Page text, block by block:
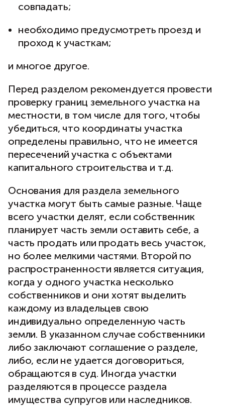
совпадать;
необходимо предусмотреть проезд и
проход к участкам;
и многое другое.
Перед разделом рекомендуется провести
проверку границ земельного участка на
местности, в том числе для того, чтобы
убедиться, что координаты участка
определены правильно, что не имеется
пересечений участка с объектами
капитального строительства и т.д.
Основания для раздела земельного
участка могут быть самые разные. Чаще
всего участки делят, если собственник
планирует часть земли оставить себе, а
часть продать или продать весь участок,
но более мелкими частями. Второй по
распространенности является ситуация,
когда у одного участка несколько
собственников и они хотят выделить
каждому из владельцев свою
индивидуально определенную часть
земли. В указанном случае собственники
либо заключают соглашение о разделе,
либо, если не удается договориться,
обращаются в суд. Иногда участки
разделяются в процессе раздела
имущества супругов или наследников.